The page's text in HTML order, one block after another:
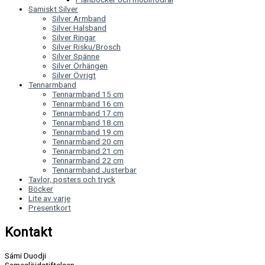
Samiskt Silver
Silver Armband
Silver Halsband
Silver Ringar
Silver Risku/Brosch
Silver Spänne
Silver Örhängen
Silver Övrigt
Tennarmband
Tennarmband 15 cm
Tennarmband 16 cm
Tennarmband 17 cm
Tennarmband 18 cm
Tennarmband 19 cm
Tennarmband 20 cm
Tennarmband 21 cm
Tennarmband 22 cm
Tennarmband Justerbar
Tavlor, posters och tryck
Böcker
Lite av varje
Presentkort
Kontakt
Sámi Duodji